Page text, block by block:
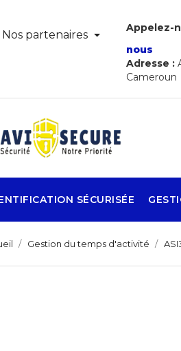
Nos partenaires
Appelez-
nous
Adresse :
Cameroun
SÉCURISÉE
Gestion du temps d'activité